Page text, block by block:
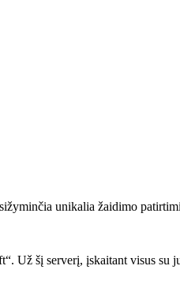
unikalia žaidimo
Už šį serverį, įskaitant visus